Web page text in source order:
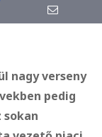
nagy verseny
pedig